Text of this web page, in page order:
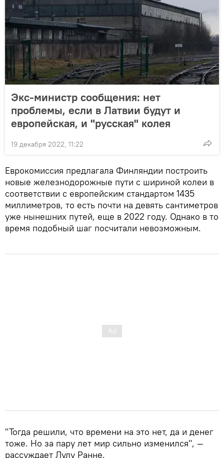
Экс-министр сообщения: нет
проблемы, если в Латвии будут и
европейская, и "русская" колея
19 декабря 2022, 11:22
Еврокомиссия предлагала Финляндии построить
новые железнодорожные пути с шириной колеи в
соответствии с европейским стандартом 1435
миллиметров, то есть почти на девять сантиметров
уже нынешних путей, еще в 2022 году. Однако в то
время подобный шаг посчитали невозможным.
"Тогда решили, что времени на это нет, да и денег
тоже. Но за пару лет мир сильно изменился", —
рассуждает Лулу Ранне.